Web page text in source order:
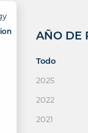
AÑO DE
Todo
2025
2022
2021